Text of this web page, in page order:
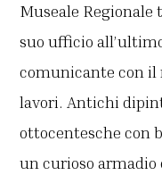
Museale Regionale
suo ufficio
comunicante con il
lavori. Antichi
ottocentesche con
un curioso armadio